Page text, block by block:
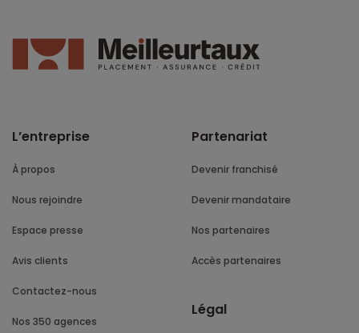
L’entreprise
À propos
Nous rejoindre
Espace presse
Avis clients
Contactez-nous
Nos 350 agences
Partenariat
Devenir franchisé
Devenir mandataire
Nos partenaires
Accès partenaires
Légal